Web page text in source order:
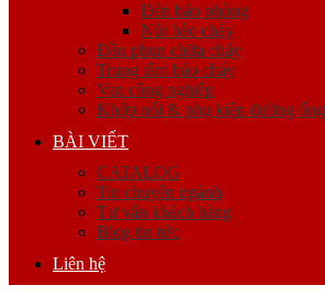
Đèn báo phòng
Nút báo cháy
Đầu phun chữa cháy
Trung tâm báo cháy
Van công nghiệp
Khớp nối & phụ kiện đường ống
BÀI VIẾT
CATALOG
Tin chuyên ngành
Tư vấn khách hàng
Blog tin tức
Liên hệ